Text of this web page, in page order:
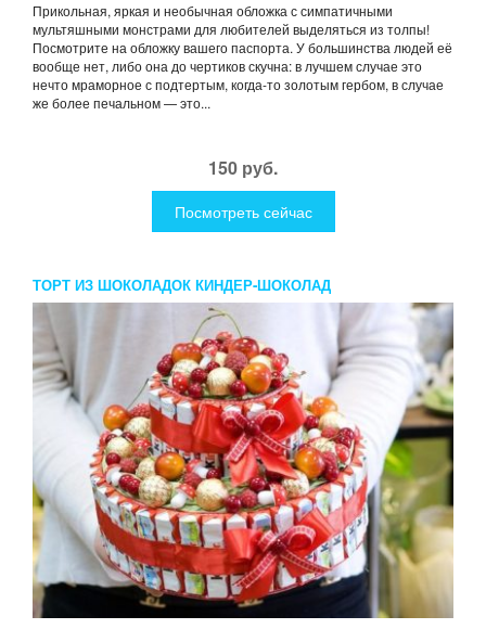
Прикольная, яркая и необычная обложка с симпатичными
мультяшными монстрами для любителей выделяться из толпы!
Посмотрите на обложку вашего паспорта. У большинства людей её
вообще нет, либо она до чертиков скучна: в лучшем случае это
нечто мраморное с подтертым, когда-то золотым гербом, в случае
же более печальном — это...
150 руб.
Посмотреть сейчас
ТОРТ ИЗ ШОКОЛАДОК КИНДЕР-ШОКОЛАД